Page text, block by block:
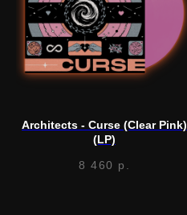
Architects - Curse (Clear Pink)
(LP)
8 460 р.
Нужна
помощь?
Написать в Telegram